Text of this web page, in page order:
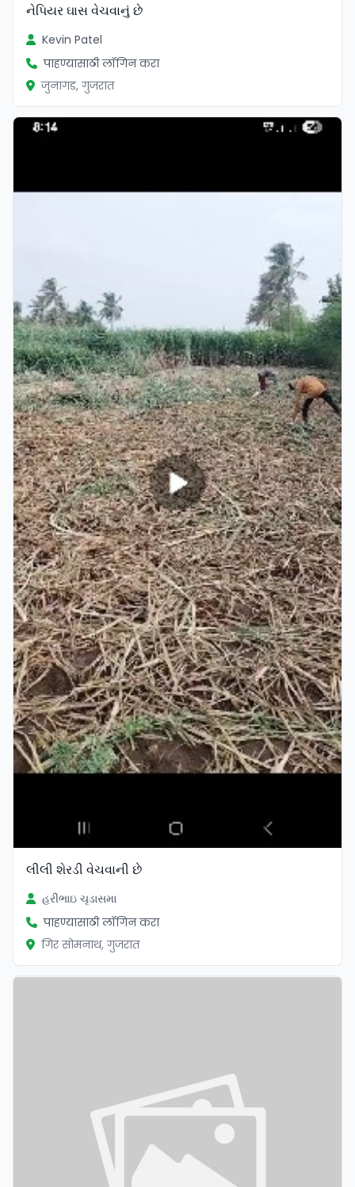
નેપિયર ઘાસ વેચવાનું છે
Kevin Patel
पाहण्यासाठी लॉगिन करा
जुनागड, गुजरात
લીલી શેરડી વેચવાની છે
હરીભાઇ ચૃડાસમા
पाहण्यासाठी लॉगिन करा
गिर सोमनाथ, गुजरात